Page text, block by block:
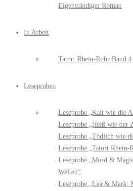
Eigenständiger Roman
In Arbeit
Tatort Rhein-Ruhr Band 4
Leseproben
Leseprobe „Kalt wie die
Leseprobe „Heiß wie der
Leseprobe „Tödlich wie
Leseprobe „Tatort Rhein-
Leseprobe „Mord &
Welten“
Leseprobe „Lea & Mark: